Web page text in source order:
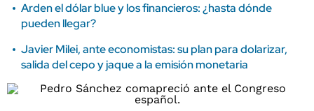
Arden el dólar blue y los financieros: ¿hasta dónde
pueden llegar?
Javier Milei, ante economistas: su plan para dolarizar,
salida del cepo y jaque a la emisión monetaria